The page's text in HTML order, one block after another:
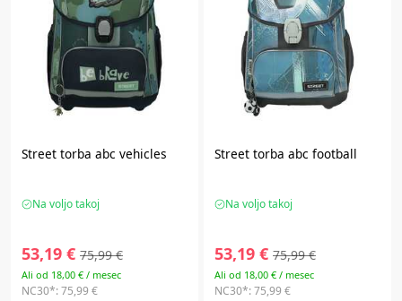
Street torba abc vehicles
Na voljo takoj
53,19 € 75,99 €
Ali od 18,00 € / mesec
NC30*:75,99 €
Street torba abc football
Na voljo takoj
53,19 € 75,99 €
Ali od 18,00 € / mesec
NC30*:75,99 €